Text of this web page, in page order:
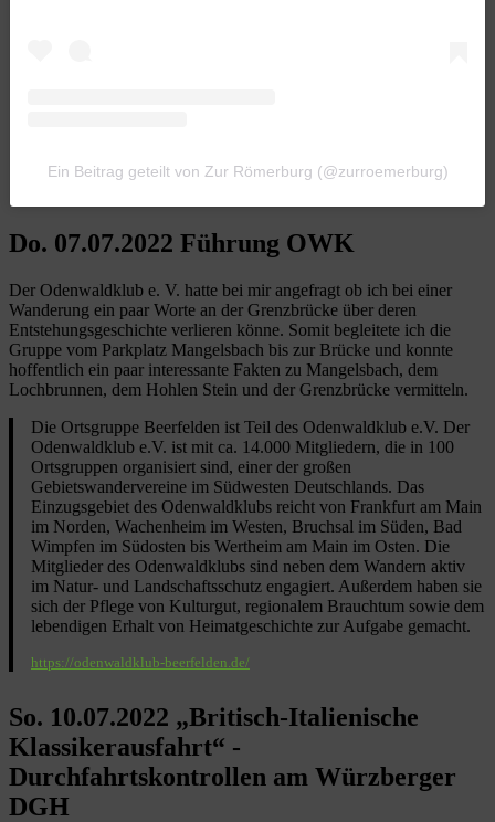
Ein Beitrag geteilt von Zur Römerburg (@zurroemerburg)
Do. 07.07.2022 Führung OWK
Der Odenwaldklub e. V. hatte bei mir angefragt ob ich bei einer
Wanderung ein paar Worte an der Grenzbrücke über deren
Entstehungsgeschichte verlieren könne. Somit begleitete ich die
Gruppe vom Parkplatz Mangelsbach bis zur Brücke und konnte
hoffentlich ein paar interessante Fakten zu Mangelsbach, dem
Lochbrunnen, dem Hohlen Stein und der Grenzbrücke vermitteln.
Die Ortsgruppe Beerfelden ist Teil des Odenwaldklub e.V. Der
Odenwaldklub e.V. ist mit ca. 14.000 Mitgliedern, die in 100
Ortsgruppen organisiert sind, einer der großen
Gebietswandervereine im Südwesten Deutschlands. Das
Einzugsgebiet des Odenwaldklubs reicht von Frankfurt am Main
im Norden, Wachenheim im Westen, Bruchsal im Süden, Bad
Wimpfen im Südosten bis Wertheim am Main im Osten. Die
Mitglieder des Odenwaldklubs sind neben dem Wandern aktiv
im Natur- und Landschaftsschutz engagiert. Außerdem haben sie
sich der Pflege von Kulturgut, regionalem Brauchtum sowie dem
lebendigen Erhalt von Heimatgeschichte zur Aufgabe gemacht.
https://odenwaldklub-beerfelden.de/
So. 10.07.2022 „Britisch-Italienische
Klassikerausfahrt“ -
Durchfahrtskontrollen am Würzberger
DGH